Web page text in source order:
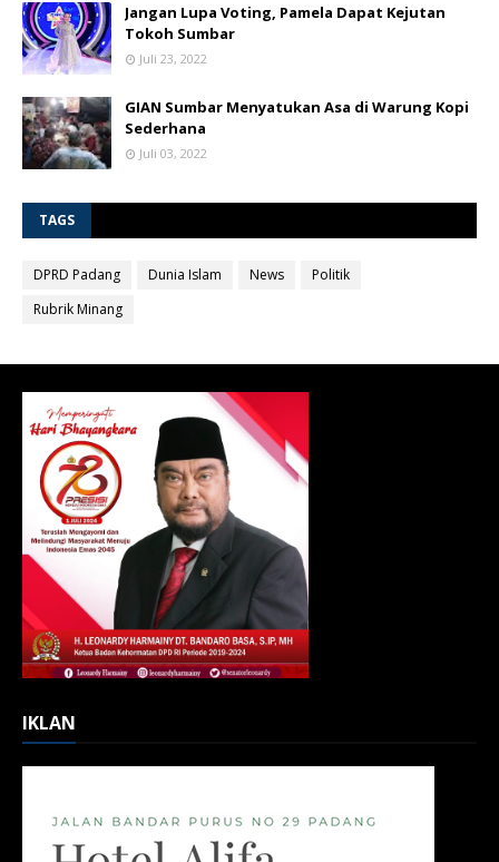
Jangan Lupa Voting, Pamela Dapat Kejutan
Tokoh Sumbar
Juli 23, 2022
GIAN Sumbar Menyatukan Asa di Warung Kopi
Sederhana
Juli 03, 2022
TAGS
DPRD Padang Dunia Islam News
Politik
Rubrik Minang
IKLAN